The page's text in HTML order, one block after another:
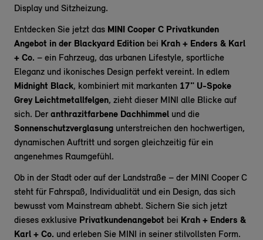
Display und Sitzheizung.
Entdecken Sie jetzt das MINI Cooper C Privatkunden
Angebot in der Blackyard Edition bei Krah + Enders & Karl
+ Co. – ein Fahrzeug, das urbanen Lifestyle, sportliche
Eleganz und ikonisches Design perfekt vereint. In edlem
Midnight Black, kombiniert mit markanten 17" U-Spoke
Grey Leichtmetallfelgen, zieht dieser MINI alle Blicke auf
sich. Der anthrazitfarbene Dachhimmel und die
Sonnenschutzverglasung unterstreichen den hochwertigen,
dynamischen Auftritt und sorgen gleichzeitig für ein
angenehmes Raumgefühl.
Ob in der Stadt oder auf der Landstraße – der MINI Cooper C
steht für Fahrspaß, Individualität und ein Design, das sich
bewusst vom Mainstream abhebt. Sichern Sie sich jetzt
dieses exklusive Privatkundenangebot bei Krah + Enders &
Karl + Co. und erleben Sie MINI in seiner stilvollsten Form.